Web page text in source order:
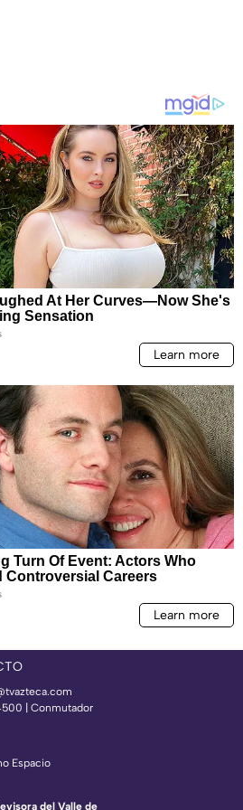
| Conmutador
Espacio
del Valle de